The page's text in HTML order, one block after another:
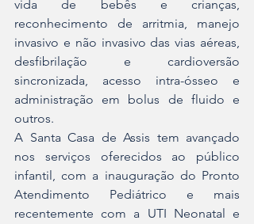
vida de bebês e crianças,
reconhecimento de arritmia, manejo
invasivo e não invasivo das vias aéreas,
desfibrilação e cardioversão
sincronizada, acesso intra-ósseo e
administração em bolus de fluido e
outros.
A Santa Casa de Assis tem avançado
nos serviços oferecidos ao público
infantil, com a inauguração do Pronto
Atendimento Pediátrico e mais
recentemente com a UTI Neonatal e